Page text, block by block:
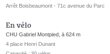
Arrêt Boisbeaumont - 71c avenue du Parc
En vélo
CHU Gabriel Montpied, à 624 m
4 place Henri Dunant